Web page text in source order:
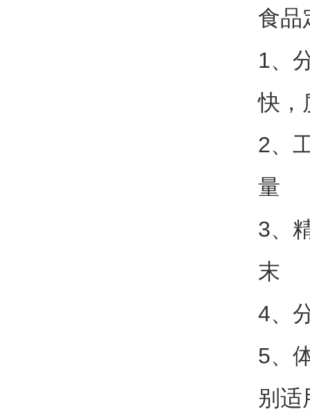
食品
1、
快，
2、
量
3、
末
4、
5、
别适